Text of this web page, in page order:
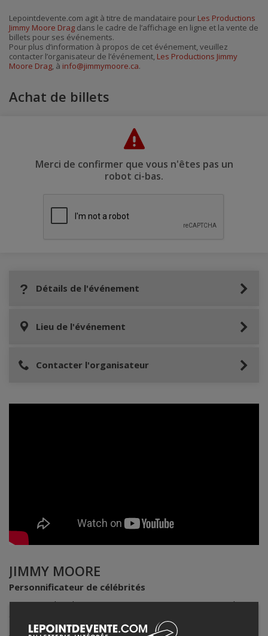
courriel
Lepointdevente.com agit à titre de mandataire pour Les Productions
Jimmy Moore Drag dans le cadre de l’affichage en ligne et la vente de
billets pour ses événements.
Pour plus d’information à propos de cet événement, veuillez
contacter l’organisateur de l’événement, Les Productions Jimmy
Moore Drag, à info@jimmymoore.ca.
Achat de billets
Merci de confirmer que vous n'êtes pas un
robot ci-bas.
Détails de l'événement
Lieu de l'événement
Contacter l'organisateur
JIMMY MOORE
Personnificateur de célébrités
De prime abord, JIMMY MOORE est un artiste accompli
Avec sa toute première personnification qui fût nulle autre